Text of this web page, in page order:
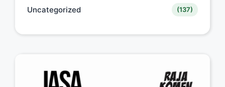
Uncategorized (137)